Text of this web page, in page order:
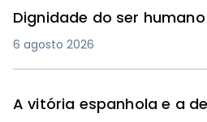
Dignidade do ser humano
6 agosto 2026
A vitória espanhola e a